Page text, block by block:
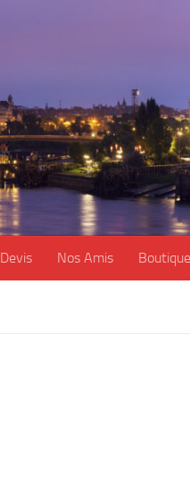
Nos Amis Boutique